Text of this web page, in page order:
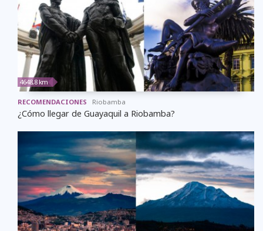
4648,8 km
RECOMENDACIONES Riobamba
¿Cómo llegar de Guayaquil a Riobamba?